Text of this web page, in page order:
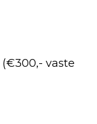
(€300,- vaste